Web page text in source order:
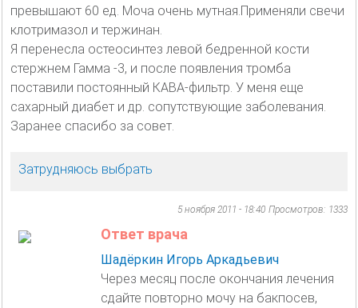
превышают 60 ед. Моча очень мутная.Применяли свечи
клотримазол и тержинан.
Я перенесла остеосинтез левой бедренной кости
стержнем Гамма -3, и после появления тромба
поставили постоянный КАВА-фильтр. У меня еще
сахарный диабет и др. сопутствующие заболевания.
Заранее спасибо за совет.
Затрудняюсь выбрать
5 ноября 2011 - 18:40 Просмотров: 1333
Ответ врача
Шадёркин Игорь Аркадьевич
Через месяц после окончания лечения
сдайте повторно мочу на бакпосев,